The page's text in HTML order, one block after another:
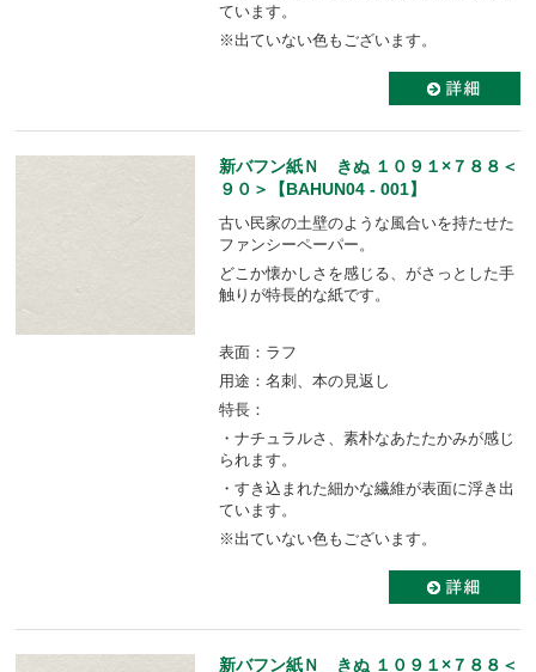
ています。
※出ていない色もございます。
新バフン紙Ｎ きぬ １０９１×７８８＜
９０＞【BAHUN04 - 001】
古い民家の土壁のような風合いを持たせた
ファンシーペーパー。
どこか懐かしさを感じる、がさっとした手
触りが特長的な紙です。
表面：ラフ
用途：名刺、本の見返し
特長：
・ナチュラルさ、素朴なあたたかみが感じ
られます。
・すき込まれた細かな繊維が表面に浮き出
ています。
※出ていない色もございます。
新バフン紙Ｎ きぬ １０９１×７８８＜